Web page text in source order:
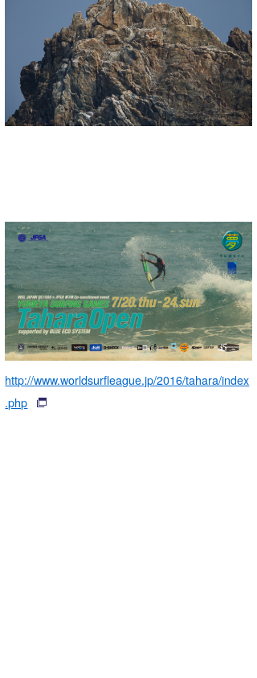
http://www.worldsurfleague.jp/2016/tahara/index
.php